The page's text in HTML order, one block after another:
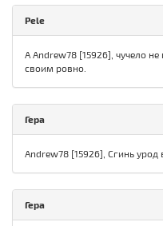
Pele
А Andrew78 [15926], чучело
своим ровно.
Гера
Andrew78 [15926], Сгинь
Гера